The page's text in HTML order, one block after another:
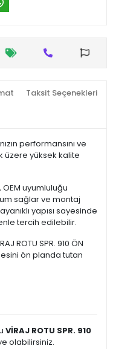
Taksit Seçenekleri
performansını ve
üzere yüksek kalite
OEM uyumluluğu
sağlar ve montaj
yapısı sayesinde
tercih edilebilir.
ROTU SPR. 910 ÖN
ön planda tutan
VİRAJ ROTU SPR. 910
olabilirsiniz.